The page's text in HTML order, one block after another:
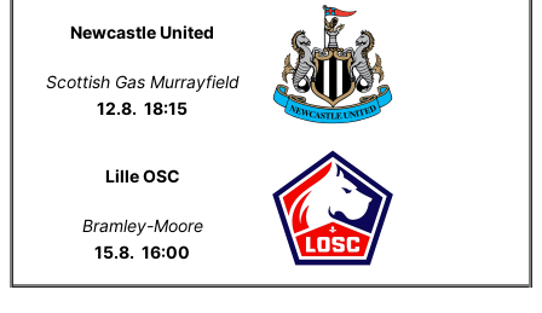
Newcastle United
Scottish Gas Murrayfield
12.8. 18:15
Lille OSC
Bramley-Moore
15.8. 16:00